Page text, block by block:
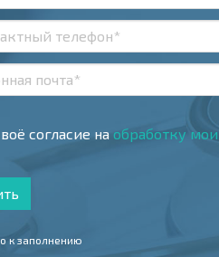
согласие на обработку
к заполнению